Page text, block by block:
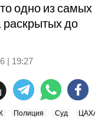
одно из самых
до
| 19:27
Полиция Суд ЦАХАЛ